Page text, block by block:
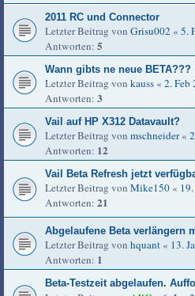
2011 RC und Connector
Letzter Beitrag von Grisu002 « 5.
Antworten: 5
Wann gibts ne neue BETA???
Letzter Beitrag von kauss « 2. Feb
Antworten: 3
Vail auf HP X312 Datavault?
Letzter Beitrag von mschneider«
Antworten: 12
Vail Beta Refresh jetzt
Letzter Beitrag von Mike150 «
Antworten: 21
Abgelaufene Beta verlängern
Letzter Beitrag von hquant « 13.
Antworten: 1
Beta-Testzeit abgelaufen.